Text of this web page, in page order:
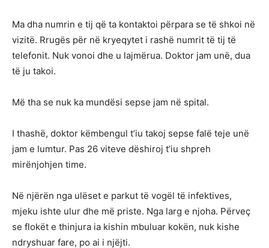
Ma dha numrin e tij që ta kontaktoi përpara se të shkoi në
vizitë. Rrugës për në kryeqytet i rashë numrit të tij të
telefonit. Nuk vonoi dhe u lajmërua. Doktor jam unë, dua
të ju takoi.
Më tha se nuk ka mundësi sepse jam në spital.
I thashë, doktor këmbengul t’iu takoj sepse falë teje unë
jam e lumtur. Pas 26 viteve dëshiroj t’iu shpreh
mirënjohjen time.
Në njërën nga ulëset e parkut të vogël të infektives,
mjeku ishte ulur dhe më priste. Nga larg e njoha. Përveç
se flokët e thinjura ia kishin mbuluar kokën, nuk kishe
ndryshuar fare, po ai i njëjti.